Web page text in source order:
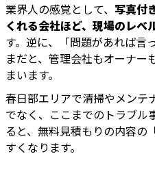
業界人の感覚として、 写真付
くれる会社ほど、現場のレベ
す。逆に、「問題があれば言
まだと、管理会社もオーナー
まいます。
春日部エリアで清掃やメンテ
でなく、ここまでのトラブル
ると、無料見積もりの内容の
すくなります。